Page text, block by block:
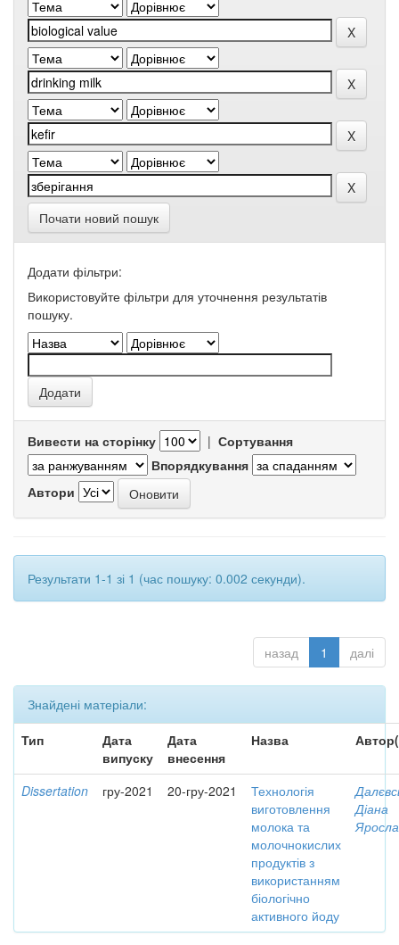
Почати новий пошук
Додати фільтри:
Використовуйте фільтри для уточнення результатів
пошуку.
Вивести на сторінку | Сортування
Впорядкування
Автори
Результати 1-1 зі 1 (час пошуку: 0.002 секунди).
назад 1 далі
Знайдені матеріали:
Тип
Дата
випуску
Дата
внесення
Назва
Dissertation гру-2021 20-гру-2021
Технологія
виготовлення
молока та
молочнокислих
продуктів з
використанням
біологічно
активного йоду
Діана